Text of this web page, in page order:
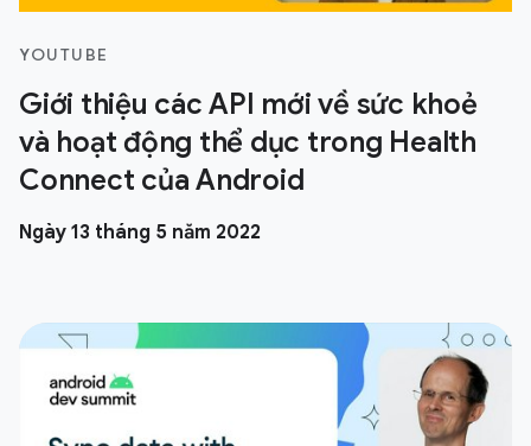
YOUTUBE
Giới thiệu các API mới về sức khoẻ
và hoạt động thể dục trong Health
Connect của Android
Ngày 13 tháng 5 năm 2022